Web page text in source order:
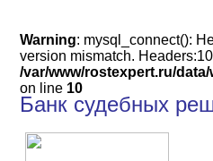
Warning: mysql_connect():
version mismatch.
/var/www/rostexpert.ru/
on line 10
Банк судебных